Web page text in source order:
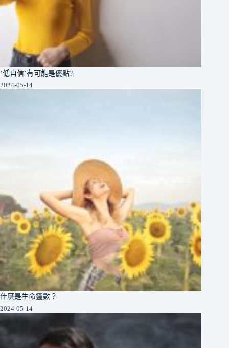
‘低自信’有可能是優點?
2024-05-14
什麼是生命靈數？
2024-05-14